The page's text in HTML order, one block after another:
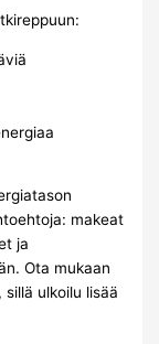
makeat
ja
Ota mukaan
ulkoilu lisää